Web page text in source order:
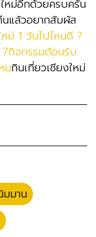
หม่อีกด้วยครบครัน
แล้วอยากสัมผัส
หม่ 1 วันไปไหนดี ?
7กิจกรรมต้อนรับ
มกินเที่ยวเชียงใหม่
มาน